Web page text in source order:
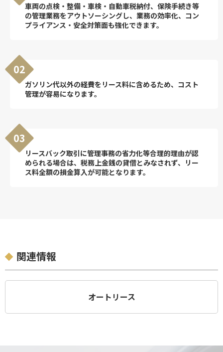
車両の点検・整備・車検・自動車税納付、保険手続き等
の管理業務をアウトソーシングし、業務の効率化、コン
プライアンス・安全対策面も強化できます。
02
ガソリン代以外の経費をリース料に含めるため、コスト
管理が容易になります。
03
リースバック取引に管理事務の省力化等合理的理由が認
められる場合は、税務上金銭の貸借とみなされず、リー
ス料全額の損金算入が可能となります。
関連情報
オートリース